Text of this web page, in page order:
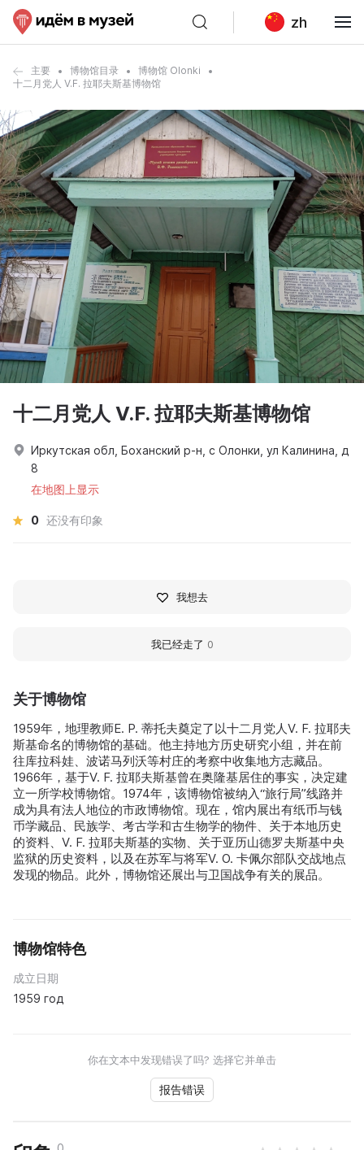
zh
主要 博物馆目录
博物馆 Olonki
十二月党人 V.F. 拉耶夫斯基博物馆
关于博物馆
1959年，地理教师E. P. 蒂托夫奠定了以十二月党人V. F. 拉耶夫
斯基命名的博物馆的基础。他主持地方历史研究小组，并在前
往库拉科娃、波诺马列沃等村庄的考察中收集地方志藏品。
1966年，基于V. F. 拉耶夫斯基曾在奥隆基居住的事实，决定建
立一所学校博物馆。1974年，该博物馆被纳入“旅行局”线路并
成为具有法人地位的市政博物馆。现在，馆内展出有纸币与钱
币学藏品、民族学、考古学和古生物学的物件、关于本地历史
的资料、V. F. 拉耶夫斯基的实物、关于亚历山德罗夫斯基中央
监狱的历史资料，以及在苏军与将军V. O. 卡佩尔部队交战地点
发现的物品。此外，博物馆还展出与卫国战争有关的展品。
博物馆特色
成立日期
1959 год
你在文本中发现错误了吗? 选择它并单击
报告错误
十二月党人 V.F. 拉耶夫斯基博物馆
Иркутская обл, Боханский р-н, с Олонки, ул Калинина, д
8
在地图上显示
0 还没有印象
我想去
我已经走了 0